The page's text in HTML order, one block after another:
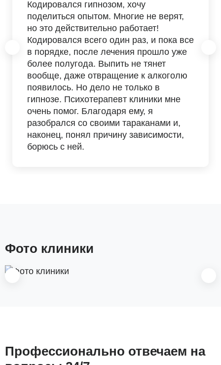
Кодировался гипнозом, хочу
поделиться опытом. Многие не верят,
но это действительно работает!
Кодировался всего один раз, и пока все
в порядке, после лечения прошло уже
более полугода. Выпить не тянет
вообще, даже отвращение к алкоголю
появилось. Но дело не только в
гипнозе. Психотерапевт клиники мне
очень помог. Благодаря ему, я
разобрался со своими тараканами и,
наконец, понял причину зависимости,
борюсь с ней.
Фото клиники
Профессионально отвечаем на